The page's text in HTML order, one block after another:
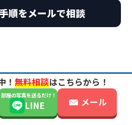
順をメールで相談
トのゴミ屋敷費
第で変動する
！ 無料相談はこちらから！
部屋の写真を送るだけ！
LINE メール